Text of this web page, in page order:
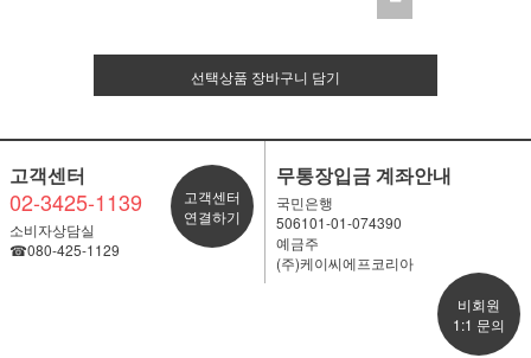
선택상품 장바구니 담기
고객센터
02-3425-1139
소비자상담실
☎080-425-1129
고객센터
연결하기
무통장입금 계좌안내
국민은행
506101-01-074390
예금주
(주)케이씨에프코리아
비회원
1:1 문의